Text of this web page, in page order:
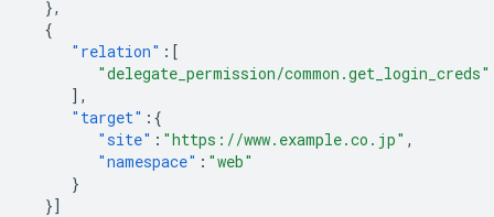
},
{
"relation" :[
"delegate_permission/common.get_login_creds"
],
"target" :{
"site" : "https://www.example.co.jp" ,
"namespace" : "web"
}
}]